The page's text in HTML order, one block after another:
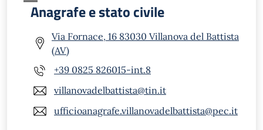
Anagrafe e stato civile
Via Fornace, 16 83030 Villanova del Battista
(AV)
+39 0825 826015-int.8
villanovadelbattista@tin.it
ufficioanagrafe.villanovadelbattista@pec.it